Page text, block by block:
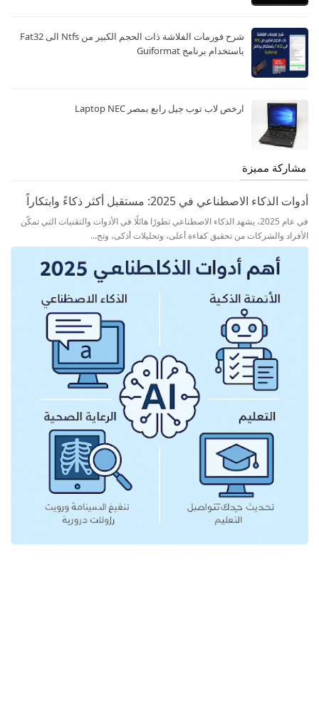
شرح فورمات الفلاشة ذات الحجم الكبير من Ntfs الى Fat32
باستخدام برنامج Guiformat
ارخص لاب توب جيل رابع بمصر Laptop NEC
مشاركة مميزة
أدوات الذكاء الاصطناعي في 2025: مستقبل أكثر ذكاءً وابتكاراً
في عام 2025، يشهد الذكاء الاصطناعي تطورًا هائلًا في الأدوات والتقنيات التي تمكّن
الأفراد والشركات من تحقيق كفاءة أعلى، وتحليلات أذكى، وتج…